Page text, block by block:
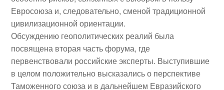
Евросоюза и, следовательно, сменой традиционной
цивилизационной ориентации.
Обсуждению геополитических реалий была
посвящена вторая часть форума, где
первенствовали российские эксперты. Выступившие
в целом положительно высказались о перспективе
Таможенного союза и в дальнейшем Евразийского